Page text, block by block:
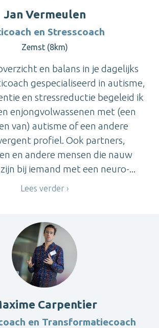
Jan Vermeulen
en Stresscoach
Zemst (8km)
en balans in je dagelijks
gespecialiseerd in autisme,
en stressreductie begeleid ik
enjongvolwassenen met (een
van) autisme of een andere
profiel. Ook partners,
en andere mensen die nauw
bij iemand met een neuro-...
Lees verder
Carpentier
en Transformatiecoach